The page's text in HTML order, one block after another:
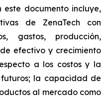
este documento incluye,
de ZenaTech con
gastos, producción,
efectivo y crecimiento
a los costos y la
la capacidad de
al mercado como